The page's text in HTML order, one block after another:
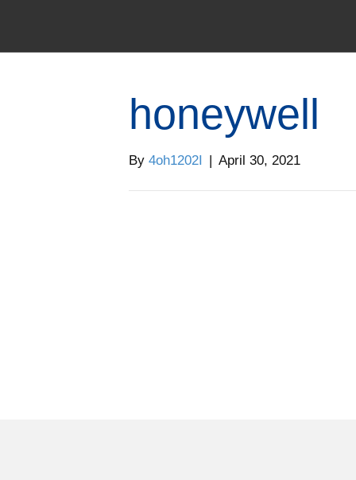
honeywell
By 4oh1202I | April 30, 2021